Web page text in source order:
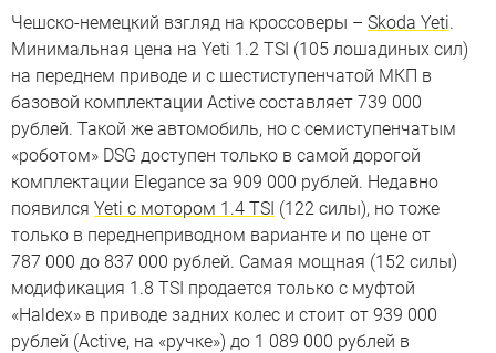
Чешско-немецкий взгляд на кроссоверы – Skoda Yeti.
Минимальная цена на Yeti 1.2 TSI (105 лошадиных сил)
на переднем приводе и с шестиступенчатой МКП в
базовой комплектации Active составляет 739 000
рублей. Такой же автомобиль, но с семиступенчатым
«роботом» DSG доступен только в самой дорогой
комплектации Elegance за 909 000 рублей. Недавно
появился Yeti с мотором 1.4 TSI (122 силы), но тоже
только в переднеприводном варианте и по цене от
787 000 до 837 000 рублей. Самая мощная (152 силы)
модификация 1.8 TSI продается только с муфтой
«Haldex» в приводе задних колес и стоит от 939 000
рублей (Active, на «ручке») до 1 089 000 рублей в